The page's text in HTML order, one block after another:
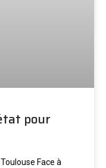
pour
Face à